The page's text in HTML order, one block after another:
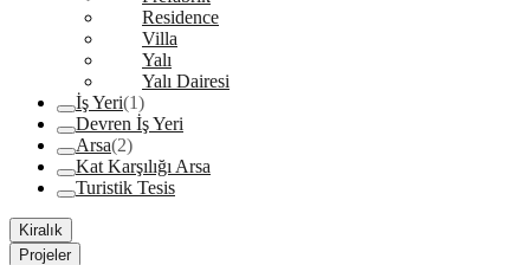
Residence
Villa
Yalı
Yalı Dairesi
İş Yeri(1)
Devren İş Yeri
Arsa(2)
Kat Karşılığı Arsa
Turistik Tesis
Kiralık
Projeler